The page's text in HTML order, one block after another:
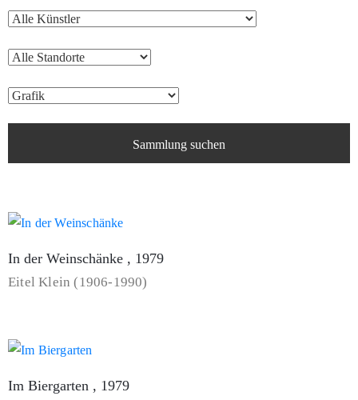
In der Weinschänke , 1979
Eitel Klein (1906-1990)
Im Biergarten , 1979